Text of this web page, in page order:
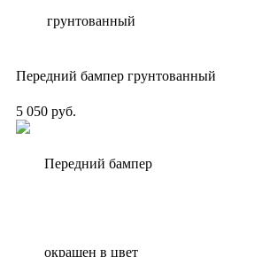
Передний бампер грунтованный
5 050 руб.